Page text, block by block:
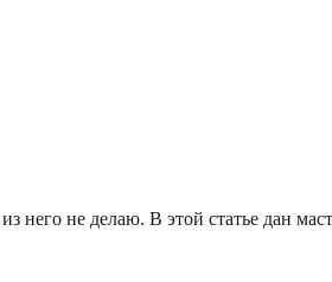
него не делаю. В этой статье дан